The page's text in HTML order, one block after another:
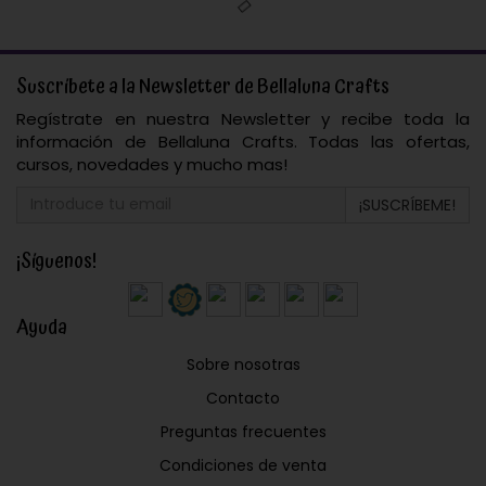
Suscríbete a la Newsletter de Bellaluna Crafts
Regístrate en nuestra Newsletter y recibe toda la
información de Bellaluna Crafts. Todas las ofertas,
cursos, novedades y mucho mas!
¡SUSCRÍBEME!
¡Síguenos!
Ayuda
Sobre nosotras
Contacto
Preguntas frecuentes
Condiciones de venta